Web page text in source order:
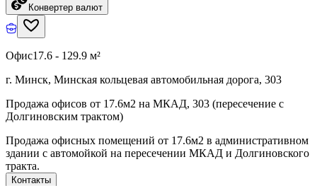
Конвертер валют
Офис17.6 - 129.9 м²
г. Минск, Минская кольцевая автомобильная дорога, 303
Продажа офисов от 17.6м2 на МКАД, 303 (пересечение с
Долгиновским трактом)
Продажа офисных помещений от 17.6м2 в административном
здании с автомойкой на пересечении МКАД и Долгиновского
тракта.
Контакты